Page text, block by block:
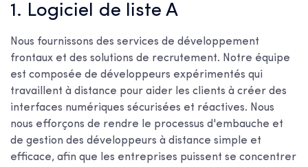
1. Logiciel de liste A
Nous fournissons des services de développement
frontaux et des solutions de recrutement. Notre équipe
est composée de développeurs expérimentés qui
travaillent à distance pour aider les clients à créer des
interfaces numériques sécurisées et réactives. Nous
nous efforçons de rendre le processus d'embauche et
de gestion des développeurs à distance simple et
efficace, afin que les entreprises puissent se concentrer